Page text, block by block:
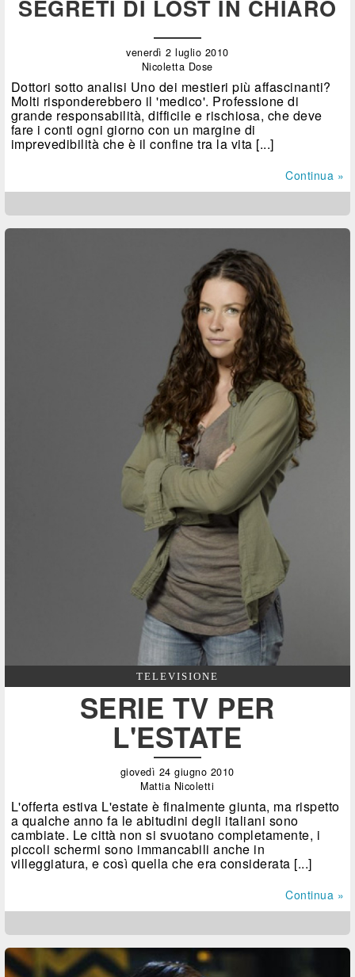
SEGRETI DI LOST IN CHIARO
venerdì 2 luglio 2010
Nicoletta Dose
Dottori sotto analisi Uno dei mestieri più affascinanti?
Molti risponderebbero il 'medico'. Professione di
grande responsabilità, difficile e rischiosa, che deve
fare i conti ogni giorno con un margine di
imprevedibilità che è il confine tra la vita [...]
Continua »
TELEVISIONE
SERIE TV PER
L'ESTATE
giovedì 24 giugno 2010
Mattia Nicoletti
L'offerta estiva L'estate è finalmente giunta, ma rispetto
a qualche anno fa le abitudini degli italiani sono
cambiate. Le città non si svuotano completamente, i
piccoli schermi sono immancabili anche in
villeggiatura, e così quella che era considerata [...]
Continua »